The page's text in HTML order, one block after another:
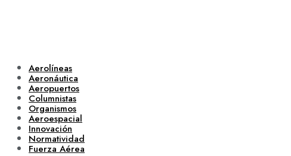
Aerolíneas
Aeronáutica
Aeropuertos
Columnistas
Organismos
Aeroespacial
Innovación
Normatividad
Fuerza Aérea